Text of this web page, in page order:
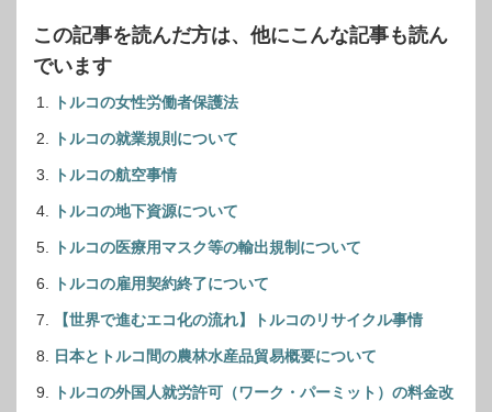
この記事を読んだ方は、他にこんな記事も読ん
でいます
トルコの女性労働者保護法
トルコの就業規則について
トルコの航空事情
トルコの地下資源について
トルコの医療用マスク等の輸出規制について
トルコの雇用契約終了について
【世界で進むエコ化の流れ】トルコのリサイクル事情
日本とトルコ間の農林水産品貿易概要について
トルコの外国人就労許可（ワーク・パーミット）の料金改